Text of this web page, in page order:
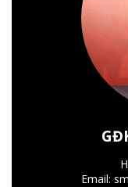
Email: